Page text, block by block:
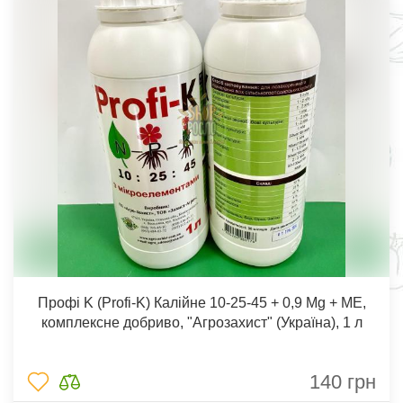
Профі K (Profi-K) Калійне 10-25-45 + 0,9 Mg + МE,
комплексне добриво, "Агрозахист" (Україна), 1 л
140 грн